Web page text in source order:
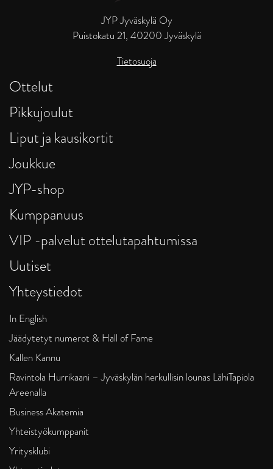
JYP Jyväskylä Oy
Puistokatu 21, 40200 Jyväskylä
Tietosuoja
Ottelut
Pikkujoulut
Liput ja kausikortit
Joukkue
JYP-shop
Kumppanuus
VIP -palvelut ottelutapahtumissa
Uutiset
Yhteystiedot
In English
Jäädytetyt numerot & Hall of Fame
Kallen Kannu
Ravintola Hurrikaani – Jyväskylän herkullisin lounas LähiTapiola
Areenalla
Business Akatemia
Yhteistyökumppanit
Yritysklubi